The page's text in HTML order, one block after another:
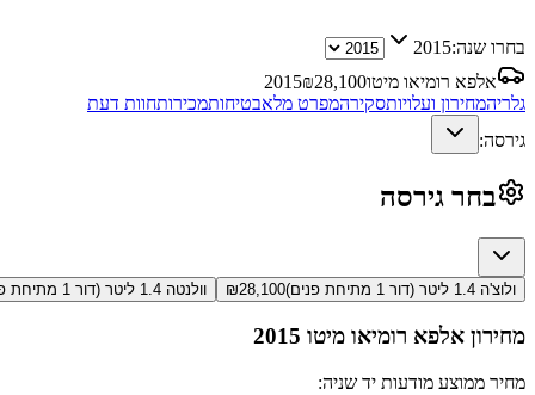
בחרו שנה:2015
אלפא רומיאו מיטו
2015₪28,100
גלריהמחירון ועלויותסקירהמפרט מלאבטיחותמכירותחוות דעת
גירסה:
בחר גירסה
ולוצ'ה 1.4 ליטר (דור 1 מתיחת פנים) ₪28,100 וולנטה 1.4 ליטר (דור 1 מתיחת פנים)
מחירון אלפא רומיאו מיטו 2015
מחיר ממוצע מודעות יד שניה: